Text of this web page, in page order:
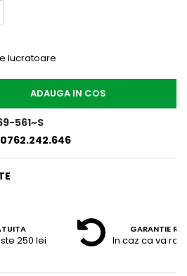
lucratoare
ADAUGA IN COS
561~S
250 lei
GARANTIE
In caz ca va